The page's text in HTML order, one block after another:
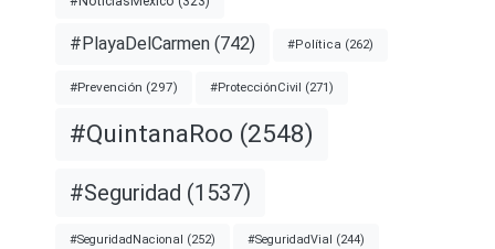
#PlayaDelCarmen (742) #Política (262)
#Prevención (297) #ProtecciónCivil (271)
#QuintanaRoo (2548)
#Seguridad (1537)
#SeguridadNacional (252) #SeguridadVial (244)